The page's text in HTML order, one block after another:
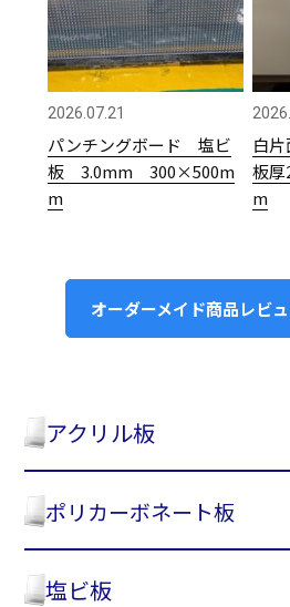
アクリル板
ポリカーボネート板
塩ビ板
2026.07.21
パンチングボード 塩ビ
板 3.0mm 300×500m
m
白
板
m
オーダーメイド商品レビ